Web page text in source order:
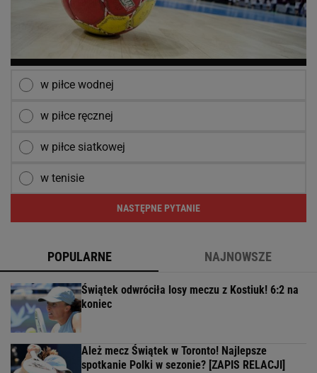
w piłce wodnej
w piłce ręcznej
w piłce siatkowej
w tenisie
NASTĘPNE PYTANIE
POPULARNE NAJNOWSZE
Świątek odwróciła losy meczu z Kostiuk! 6:2 na
koniec
Ależ mecz Świątek w Toronto! Najlepsze
spotkanie Polki w sezonie? [ZAPIS RELACJI]